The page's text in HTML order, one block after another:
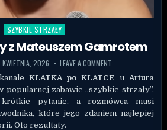
Posted in
SZYBKIE STRZAŁY
z Mateuszem Gamrotem
KWIETNIA, 2026 LEAVE A COMMENT
KLATKA po KLATCE u Artura
popularnej zabawie „szybkie strzały”.
krótkie pytanie, a rozmówca musi
które jego zdaniem najlepiej
Oto rezultaty.